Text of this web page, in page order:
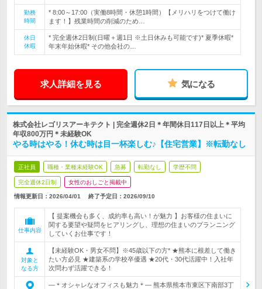
勤務
時間
* 8:00～17:00（実働8時間・休憩1時間）【メリハリをつけて働け
ます！】残業時間の削減のため…
休日
休暇
* 完全週休2日制(日曜＋週1日 ※土日休みも可能です)* 夏季休暇*
年末年始休暇* その他会社の…
求人詳細を見る 気になる
株式会社レゴリスアーキテクト | 完全週休2日＊年間休日117日以上＊平均
年収800万円＊未経験OK
やる時はやる！休む時は目一杯楽しむ♪【住宅営業】※転勤なし
正社員 職種・業種未経験OK 急募 転勤なし 学歴不問
完全週休2日制 女性のおしごと掲載中
情報更新日：2026/04/01 終了予定日： 2026/09/10
仕事内容
【 提案機会も多く、成約率も高い！が魅力 】お客様の住まいに
関する要望や疑問をヒアリングし、理想の住まいのプランニング
していくお仕事です！
対象と
なる方
【未経験OK・男女不問】※45歳以下の方* ★熊本に根差して働き
たい方必見 ★建築系の学校卒優遇 ★20代・30代活躍中！入社年
次問わず活躍できる！
―＊オシャレなオフィスも魅力＊― 熊本県熊本市東区下南部3丁